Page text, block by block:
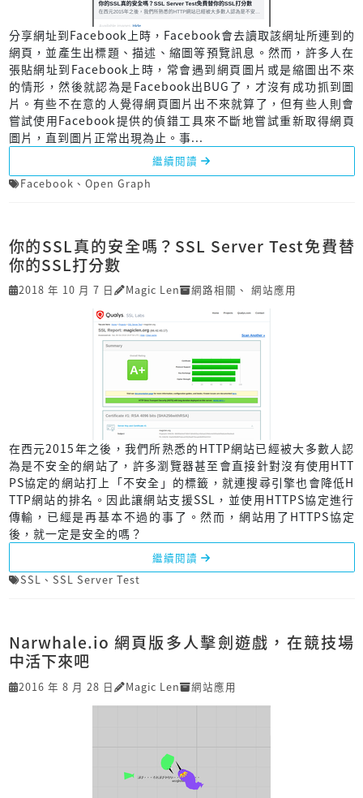
分享網址到Facebook上時，Facebook會去讀取該網址所連到的
網頁，並產生出標題、描述、縮圖等預覽訊息。然而，許多人在
張貼網址到Facebook上時，常會遇到網頁圖片或是縮圖出不來
的情形，然後就認為是Facebook出BUG了，才沒有成功抓到圖
片。有些不在意的人覺得網頁圖片出不來就算了，但有些人則會
嘗試使用Facebook提供的偵錯工具來不斷地嘗試重新取得網頁
圖片，直到圖片正常出現為止。事...
繼續閱讀
Facebook 、 Open Graph
你的SSL真的安全嗎？SSL Server Test免費替
你的SSL打分數
2018 年 10 月 7 日 Magic Len 網路相關 、 網站應用
在西元2015年之後，我們所熟悉的HTTP網站已經被大多數人認
為是不安全的網站了，許多瀏覽器甚至會直接針對沒有使用HTT
PS協定的網站打上「不安全」的標籤，就連搜尋引擎也會降低H
TTP網站的排名。因此讓網站支援SSL，並使用HTTPS協定進行
傳輸，已經是再基本不過的事了。然而，網站用了HTTPS協定
後，就一定是安全的嗎？
繼續閱讀
SSL 、 SSL Server Test
Narwhale.io 網頁版多人擊劍遊戲，在競技場
中活下來吧
2016 年 8 月 28 日 Magic Len 網站應用